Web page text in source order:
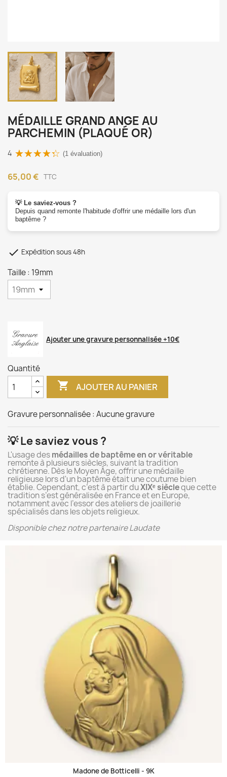
MÉDAILLE GRAND ANGE AU
PARCHEMIN (PLAQUÉ OR)
4 (1 évaluation)
65,00 € TTC
💡 Le saviez-vous ?
Depuis quand remonte l'habitude d'offrir une médaille lors d'un
baptême ?
 Expédition sous 48h
Taille : 19mm
Ajouter une gravure personnalisée +10€
Quantité
 AJOUTER AU PANIER
Gravure personnalisée : Aucune gravure
💡 Le saviez vous ?
L'usage desmédailles de baptême en or véritable
remonte à plusieurs siècles, suivant la tradition
chrétienne. Dès le Moyen Âge, offrir une médaille
religieuse lors d'un baptême était une coutume bien
établie. Cependant, c’est à partir duXIXᵉ siècleque cette
tradition s’est généralisée en France et en Europe,
notamment avec l’essor des ateliers de joaillerie
spécialisés dans les objets religieux.
Disponible chez notre partenaire Laudate
Madone de Botticelli - 9K